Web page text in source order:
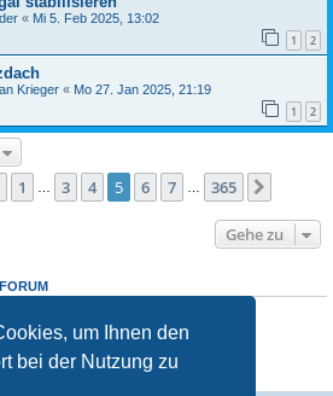
um Ihnen den
bei der Nutzung zu
« Mi 5. Feb 2025, 13:02
1 2
Krieger « Mo 27. Jan 2025, 21:19
1 2
von 365
Vorherige
1 3 4 5 6 7 365
Gehe zu
in diesem Forum erstellen.
Forumnicht ändern.
Forumnichtlöschen.